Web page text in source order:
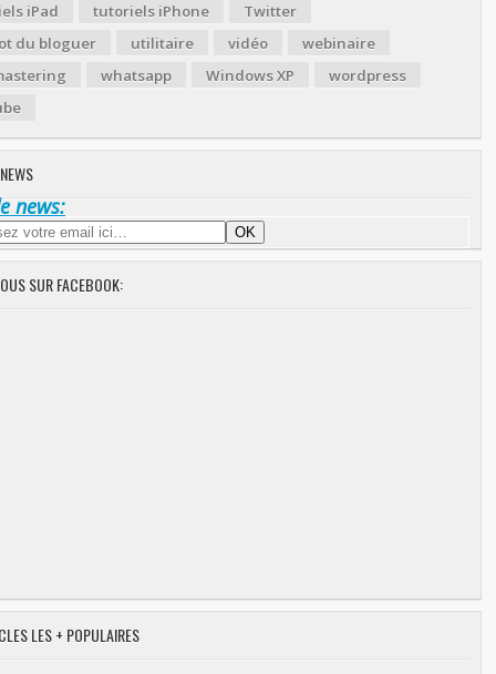
iPad
tutoriels iPhone
Twitter
du bloguer
utilitaire vidéo
webinaire
whatsapp Windows XP
wordpress
news:
SUR FACEBOOK:
LES + POPULAIRES